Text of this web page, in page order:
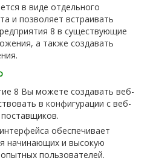
в виде отдельного
и позволяет встраивать
8 в существующие
а также создавать
8 Вы можете создавать веб-
в конфигурации с веб-
обеспечивает
начинающих и высокую
пользователей.